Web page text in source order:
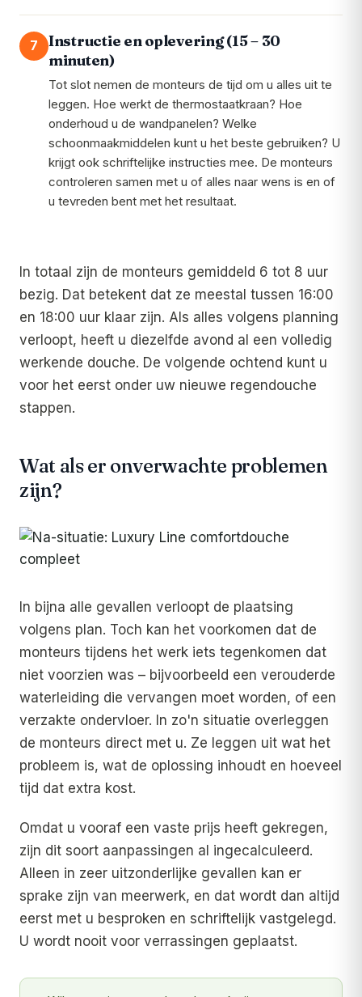
7
Instructie en oplevering (15 – 30
minuten)
Tot slot nemen de monteurs de tijd om u alles uit te
leggen. Hoe werkt de thermostaatkraan? Hoe
onderhoud u de wandpanelen? Welke
schoonmaakmiddelen kunt u het beste gebruiken? U
krijgt ook schriftelijke instructies mee. De monteurs
controleren samen met u of alles naar wens is en of
u tevreden bent met het resultaat.
In totaal zijn de monteurs gemiddeld 6 tot 8 uur
bezig. Dat betekent dat ze meestal tussen 16:00
en 18:00 uur klaar zijn. Als alles volgens planning
verloopt, heeft u diezelfde avond al een volledig
werkende douche. De volgende ochtend kunt u
voor het eerst onder uw nieuwe regendouche
stappen.
Wat als er onverwachte problemen
zijn?
In bijna alle gevallen verloopt de plaatsing
volgens plan. Toch kan het voorkomen dat de
monteurs tijdens het werk iets tegenkomen dat
niet voorzien was – bijvoorbeeld een verouderde
waterleiding die vervangen moet worden, of een
verzakte ondervloer. In zo'n situatie overleggen
de monteurs direct met u. Ze leggen uit wat het
probleem is, wat de oplossing inhoudt en hoeveel
tijd dat extra kost.
Omdat u vooraf een vaste prijs heeft gekregen,
zijn dit soort aanpassingen al ingecalculeerd.
Alleen in zeer uitzonderlijke gevallen kan er
sprake zijn van meerwerk, en dat wordt dan altijd
eerst met u besproken en schriftelijk vastgelegd.
U wordt nooit voor verrassingen geplaatst.